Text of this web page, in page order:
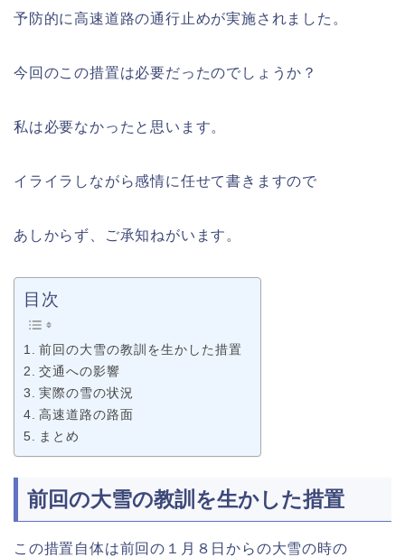
予防的に高速道路の通行止めが実施されました。
今回のこの措置は必要だったのでしょうか？
私は必要なかったと思います。
イライラしながら感情に任せて書きますので
あしからず、ご承知ねがいます。
目次
前回の大雪の教訓を生かした措置
交通への影響
実際の雪の状況
高速道路の路面
まとめ
前回の大雪の教訓を生かした措置
この措置自体は前回の１月８日からの大雪の時の